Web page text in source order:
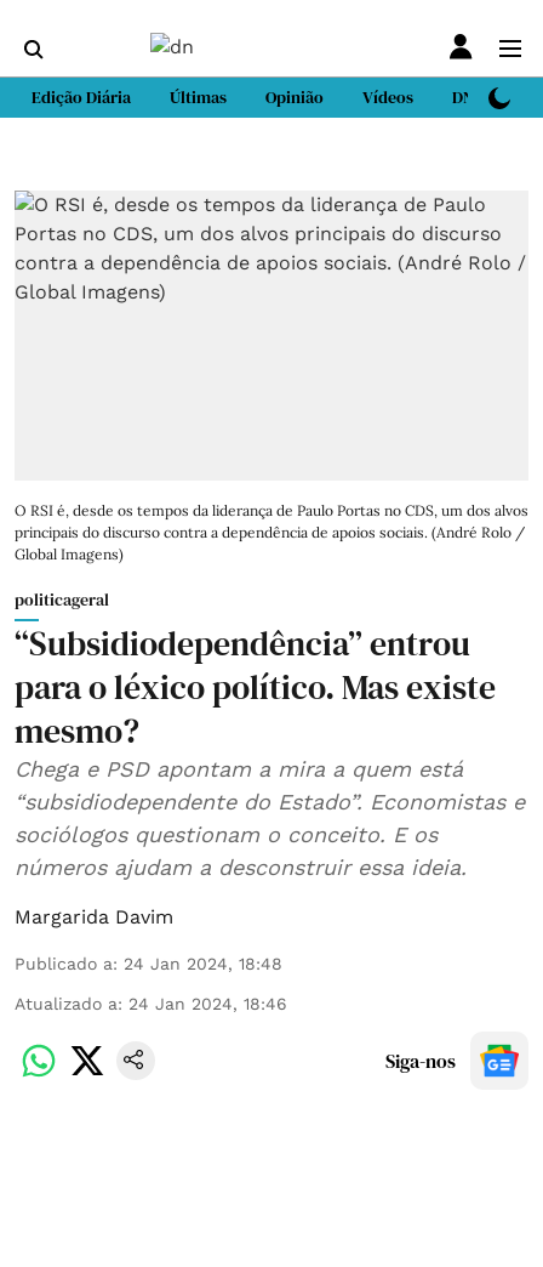
Edição Diária Últimas Opinião Vídeos DN Sport
O RSI é, desde os tempos da liderança de Paulo Portas no CDS, um dos alvos
principais do discurso contra a dependência de apoios sociais. (André Rolo /
Global Imagens)
politicageral
“Subsidiodependência” entrou
para o léxico político. Mas existe
mesmo?
Chega e PSD apontam a mira a quem está
“subsidiodependente do Estado”. Economistas e
sociólogos questionam o conceito. E os
números ajudam a desconstruir essa ideia.
Margarida Davim
Publicado a: 24 Jan 2024, 18:48
Atualizado a: 24 Jan 2024, 18:46
Siga-nos